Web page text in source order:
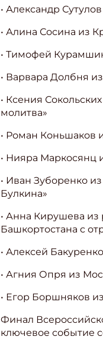
• Александр
• Алина Сосина из
• Тимофей
• Варвара Долбня
• Ксения
молитва»
• Роман Коньшаков
• Нияра Маркосянц
• Иван Зуборенко
Булкина»
• Анна Кирушева
Башкортостана с
• Алексей
• Агния Опря из
• Егор Боршняков
Финал
ключевое событие